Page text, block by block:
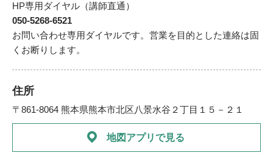
HP専用ダイヤル（講師直通）
050-5268-6521
お問い合わせ専用ダイヤルです。営業を目的とした連絡は固
くお断りします。
住所
〒861-8064 熊本県熊本市北区八景水谷２丁目１５－２１
地図アプリで見る